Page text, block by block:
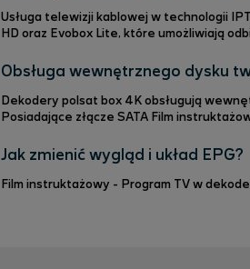
Usługa telewizji kablowej w technologii
HD oraz Evobox Lite, które umożliwiają
zaawansowana wyszukiwarka, oglądanie
Obsługa wewnętrznego dysku
Dekodery polsat box 4K obsługują wewnętrzne dyski twarde o
Posiadające złącze
Jak zmienić wygląd i układ EPG?
Film instruktażowy - Program TV w